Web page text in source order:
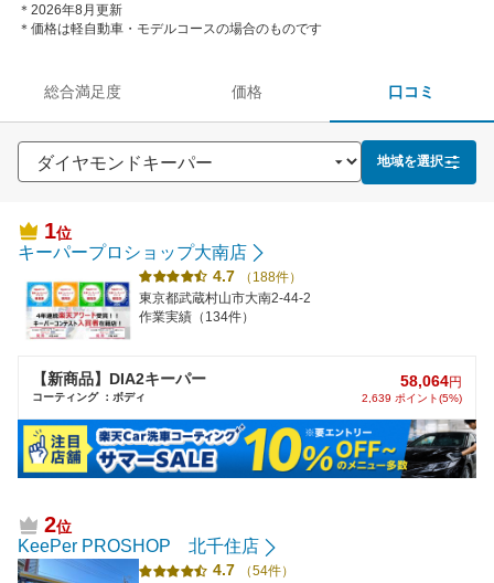
＊2026年8月更新
＊価格は軽自動車・モデルコースの場合のものです
総合満足度 価格 口コミ
地域を選択
1位
キーパープロショップ大南店
4.7
（188件）
東京都武蔵村山市大南2-44-2
作業実績（134件）
【新商品】DIA2キーパー
コーティング ：ボディ
58,064円
2,639 ポイント(5%)
2位
KeePer PROSHOP 北千住店
4.7
（54件）